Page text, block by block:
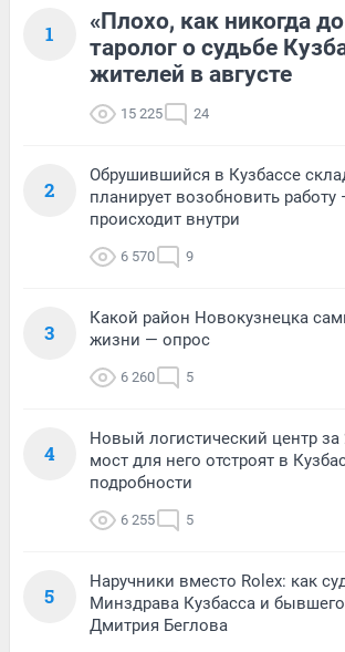
1
«Плохо, как никогда
таролог о судьбе
жителей в августе
15 225 24
2
Обрушившийся в Кузбассе
планирует возобновить работу
происходит внутри
6 570 9
3
Какой район Новокузнецка
жизни — опрос
6 260 5
4
Новый логистический центр за
мост для него отстроят в
подробности
6 255 5
5
Наручники вместо Rolex: как
Минздрава Кузбасса и
Дмитрия Беглова